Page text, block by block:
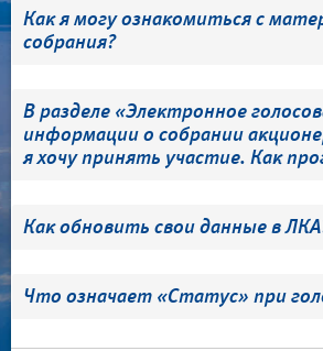
Как я могу ознакомиться с
собрания?
В разделе «Электронное
информации о собрании
я хочу принять участие. Как
Как обновить свои данные в
Что означает «Статус» при